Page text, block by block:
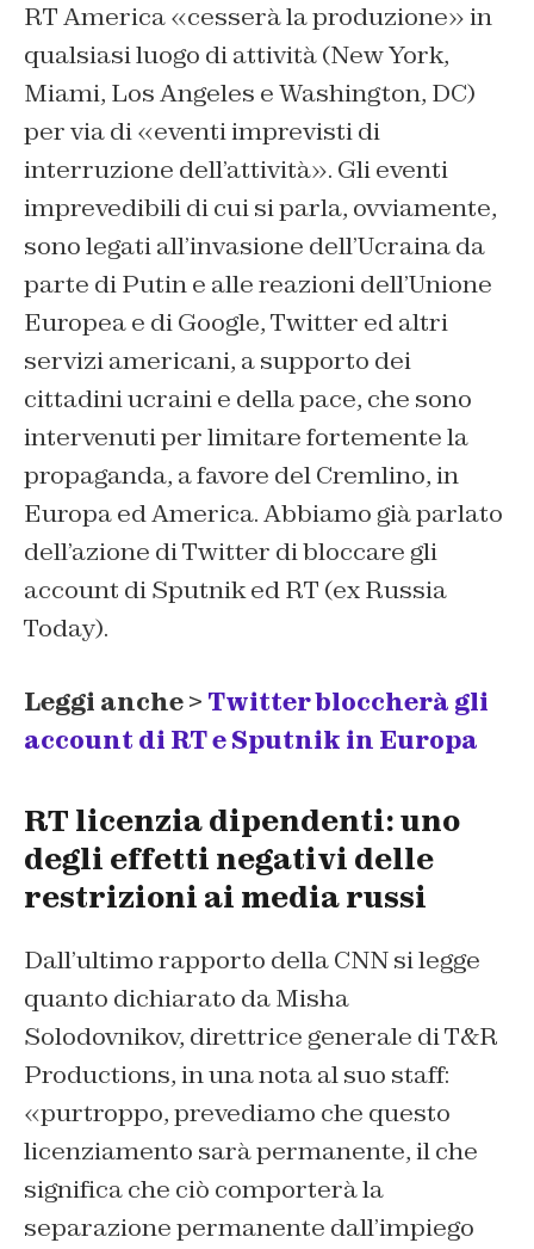
RT America «cesserà la produzione» in
qualsiasi luogo di attività (New York,
Miami, Los Angeles e Washington, DC)
per via di «eventi imprevisti di
interruzione dell’attività». Gli eventi
imprevedibili di cui si parla, ovviamente,
sono legati all’invasione dell’Ucraina da
parte di Putin e alle reazioni dell’Unione
Europea e di Google, Twitter ed altri
servizi americani, a supporto dei
cittadini ucraini e della pace, che sono
intervenuti per limitare fortemente la
propaganda, a favore del Cremlino, in
Europa ed America. Abbiamo già parlato
dell’azione di Twitter di bloccare gli
account di Sputnik ed RT (ex Russia
Today).
Leggi anche > Twitter bloccherà gli
account di RT e Sputnik in Europa
RT licenzia dipendenti: uno
degli effetti negativi delle
restrizioni ai media russi
Dall’ultimo rapporto della CNN si legge
quanto dichiarato da Misha
Solodovnikov, direttrice generale di T&R
Productions, in una nota al suo staff:
«purtroppo, prevediamo che questo
licenziamento sarà permanente, il che
significa che ciò comporterà la
separazione permanente dall’impiego